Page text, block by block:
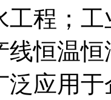
工程；
线恒温
泛应用